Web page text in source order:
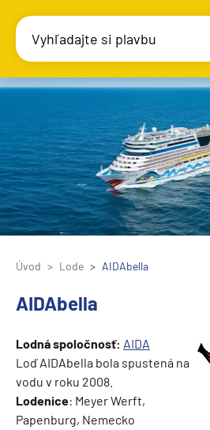
Vyhľadajte si plavbu
Úvod Lode AIDAbella
AIDAbella
Lodná spoločnosť: AIDA
Loď AIDAbella bola spustená na
vodu v roku 2008.
Lodenice: Meyer Werft,
Papenburg, Nemecko